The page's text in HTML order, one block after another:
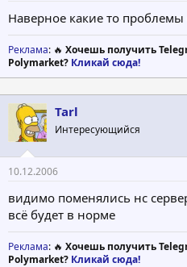
Наверное какие то проблемы
Реклама: 🔥 Хочешь получить
Polymarket? Кликай сюда!
Tarl
Интересующийся
10.12.2006
видимо поменялись нс
всё будет в норме
Реклама: 🔥 Хочешь получить
Polymarket? Кликай сюда!